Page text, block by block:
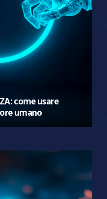
come usare
umano